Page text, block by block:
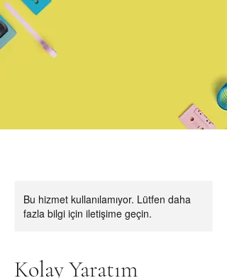
Bu hizmet kullanılamıyor. Lütfen daha
fazla bilgi için iletişime geçin.
Kolay Yaratım